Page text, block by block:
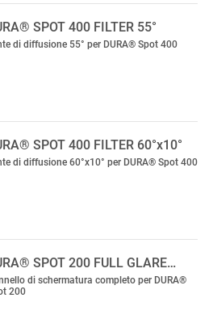
SPOT 400 FILTER 55°
di diffusione 55° per DURA® Spot 400
SPOT 400 FILTER 60°x10°
di diffusione 60°x10° per DURA® Spot 400
SPOT 200 FULL GLARE…
di schermatura completo per DURA®
200